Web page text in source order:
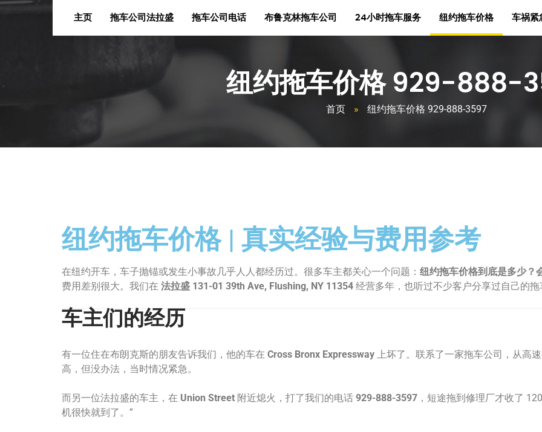
主页 拖车公司法拉盛 拖车公司电话 布鲁克林拖车公司 24小时拖车服务 纽约拖车价格 车祸紧
纽约拖车价格 929-888-
首页 » 纽约拖车价格 929-888-3597
纽约拖车价格 | 真实经验与费用参考
在纽约开车，车子抛锚或发生小事故几乎人人都经历过。很多车主都关心一个问题： 纽约拖车价格到底是多少？
费用差别很大。我们在 法拉盛 131-01 39th Ave, Flushing, NY 11354 经营多年，也听过不少客户分享过自己的
车主们的经历
有一位住在布朗克斯的朋友告诉我们，他的车在 Cross Bronx Expressway 上坏了。联系了一家拖车公司，从高
高，但没办法，当时情况紧急。
而另一位法拉盛的车主，在 Union Street 附近熄火，打了我们的电话 929-888-3597 ，短途拖到修理厂才收了
机很快就到了。”